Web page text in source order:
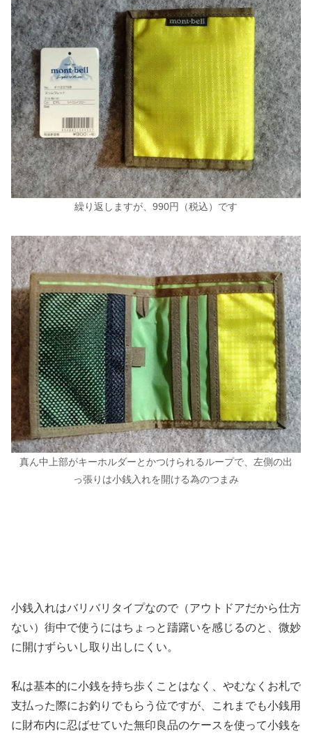
繰り返しますが、990円（税込）です
真ん中上部がキーホルダーとかつけられるループで、左側の出
っ張りは小銭入れを開ける為のつまみ
小銭入れはバリバリタイプなので（アウトドアだから仕方
ない）街中で使うにはちょっと躊躇いを感じるのと、微妙
に開けずらいし取り出しにくい。
私は基本的に小銭を持ち歩くことはなく、やむなくお札で
支払った際にお釣りでもらう位ですが、これまでも小銭用
に財布内に忍ばせていた無印良品のケースを使って小銭を